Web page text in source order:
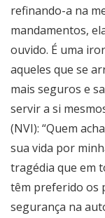
refinando-a na
mandamentos,
ouvido. É uma
aqueles que se
mais seguros e
servir a si
(NVI): “Quem
sua vida por
tragédia que em
têm preferido os
segurança na